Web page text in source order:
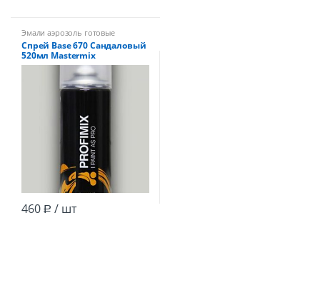
Эмали аэрозоль готовые
Спрей Base 670 Сандаловый
520мл Mastermix
460 Р / шт